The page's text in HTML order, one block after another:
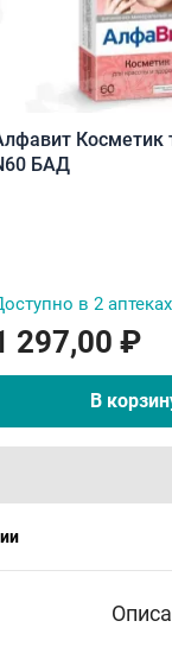
Косметик
БАД
в 2 аптеках
297,00 ₽
В